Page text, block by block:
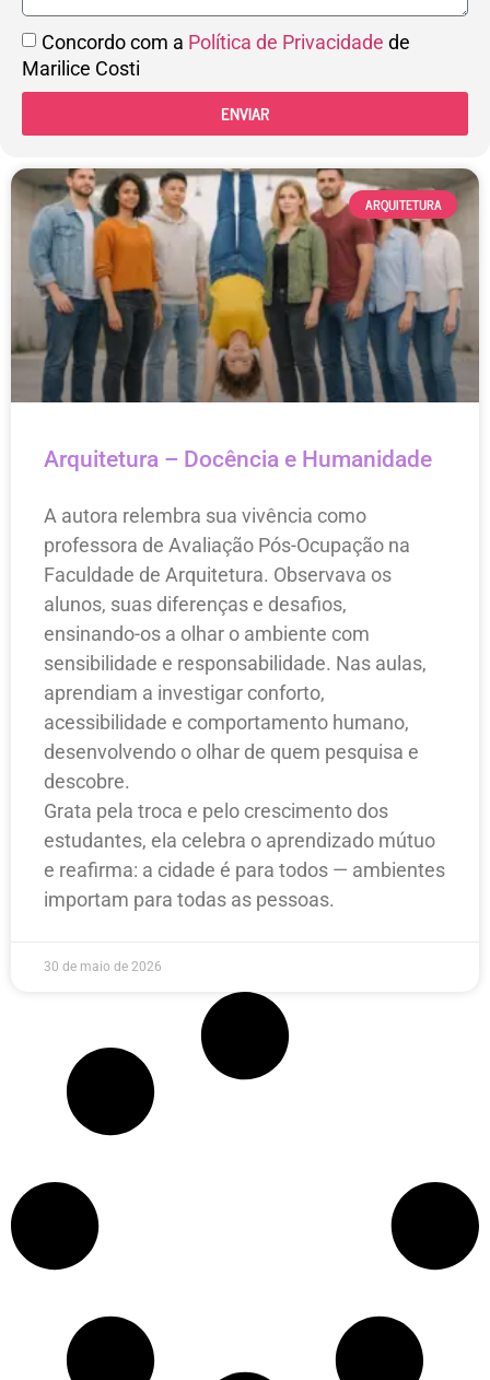
Concordo com a Política de Privacidade de
Marilice Costi
ENVIAR
ARQUITETURA
Arquitetura – Docência e Humanidade
A autora relembra sua vivência como
professora de Avaliação Pós-Ocupação na
Faculdade de Arquitetura. Observava os
alunos, suas diferenças e desafios,
ensinando-os a olhar o ambiente com
sensibilidade e responsabilidade. Nas aulas,
aprendiam a investigar conforto,
acessibilidade e comportamento humano,
desenvolvendo o olhar de quem pesquisa e
descobre.
Grata pela troca e pelo crescimento dos
estudantes, ela celebra o aprendizado mútuo
e reafirma: a cidade é para todos — ambientes
importam para todas as pessoas.
30 de maio de 2026